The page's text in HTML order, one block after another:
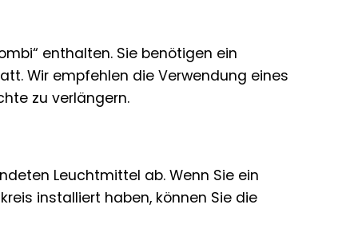
enthalten. Sie benötigen ein
Wir empfehlen die Verwendung eines
zu verlängern.
Leuchtmittel ab. Wenn Sie ein
installiert haben, können Sie die